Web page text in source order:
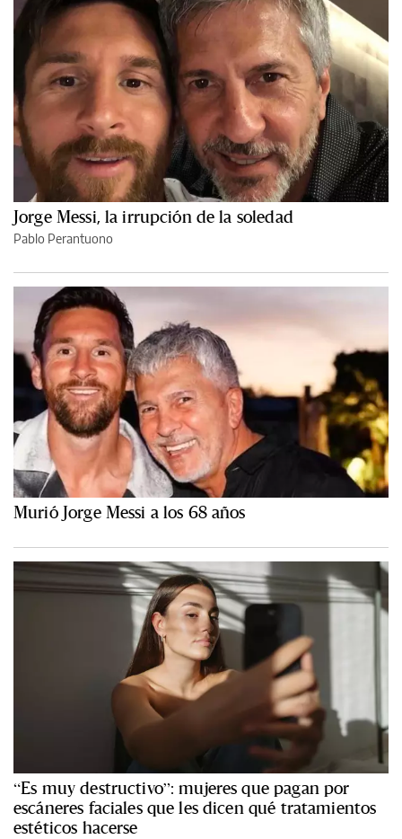
Jorge Messi, la irrupción de la soledad
Pablo Perantuono
Murió Jorge Messi a los 68 años
“Es muy destructivo”: mujeres que pagan por
escáneres faciales que les dicen qué tratamientos
estéticos hacerse